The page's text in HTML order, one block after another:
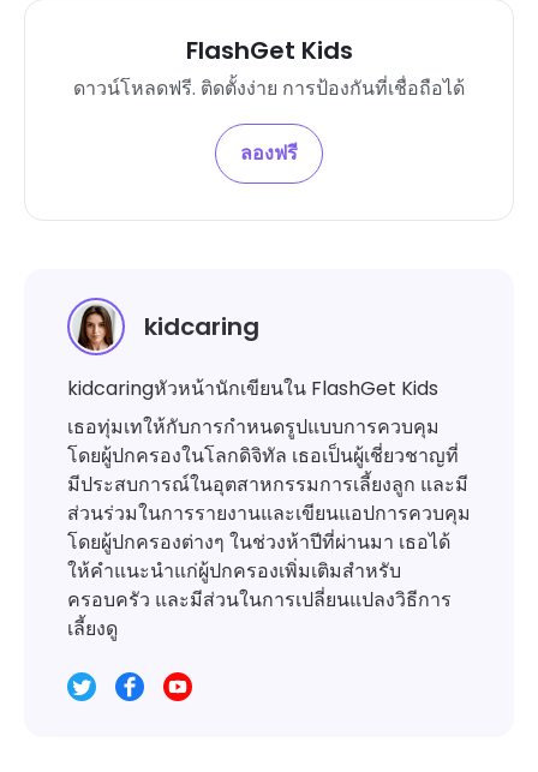
FlashGet Kids
ดาวน์โหลดฟรี. ติดตั้งง่าย การป้องกันที่เชื่อถือได้
ลองฟรี
kidcaring
kidcaringหัวหน้านักเขียนใน FlashGet Kids
เธอทุ่มเทให้กับการกำหนดรูปแบบการควบคุม
โดยผู้ปกครองในโลกดิจิทัล เธอเป็นผู้เชี่ยวชาญที่
มีประสบการณ์ในอุตสาหกรรมการเลี้ยงลูก และมี
ส่วนร่วมในการรายงานและเขียนแอปการควบคุม
โดยผู้ปกครองต่างๆ ในช่วงห้าปีที่ผ่านมา เธอได้
ให้คำแนะนำแก่ผู้ปกครองเพิ่มเติมสำหรับ
ครอบครัว และมีส่วนในการเปลี่ยนแปลงวิธีการ
เลี้ยงดู